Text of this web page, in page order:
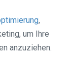
,
um Ihre
anzuziehen.